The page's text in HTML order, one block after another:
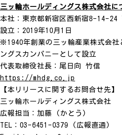
三ッ輪ホールディングス株式会社に
本社：東京都新宿区西新宿8-14-24
設立：2019年10月1日
※1940年創業の三ッ輪産業株式会社
ングスカンパニーとして設立
代表取締役社長：尾日向 竹信
https://mhdg.co.jp
【本リリースに関するお問合せ先】
三ッ輪ホールディングス株式会社
広報担当：加藤 (かとう)
TEL：03-6451-0379 (広報直通)